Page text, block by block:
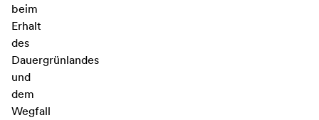
beim
Erhalt
des
Dauergrünlandes
und
dem
Wegfall